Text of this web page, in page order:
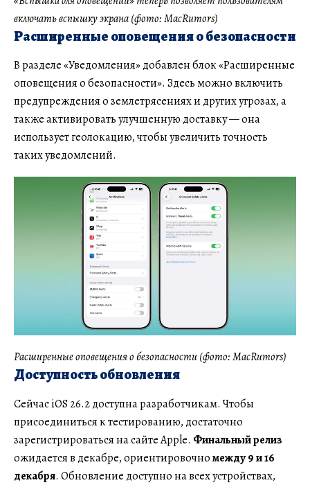
включать вспышку экрана (фото: MacRumors)
Расширенные оповещения о безопасности
В разделе «Уведомления» добавлен блок «Расширенные
оповещения о безопасности». Здесь можно включить
предупреждения о землетрясениях и других угрозах, а
также активировать улучшенную доставку — она
использует геолокацию, чтобы увеличить точность
таких уведомлений.
Расширенные оповещения о безопасности (фото: MacRumors)
Доступность обновления
Сейчас iOS 26.2 доступна разработчикам. Чтобы
присоединиться к тестированию, достаточно
зарегистрироваться на сайте Apple. Финальный релиз
ожидается в декабре, ориентировочномежду 9 и 16
декабря. Обновление доступно на всех устройствах,